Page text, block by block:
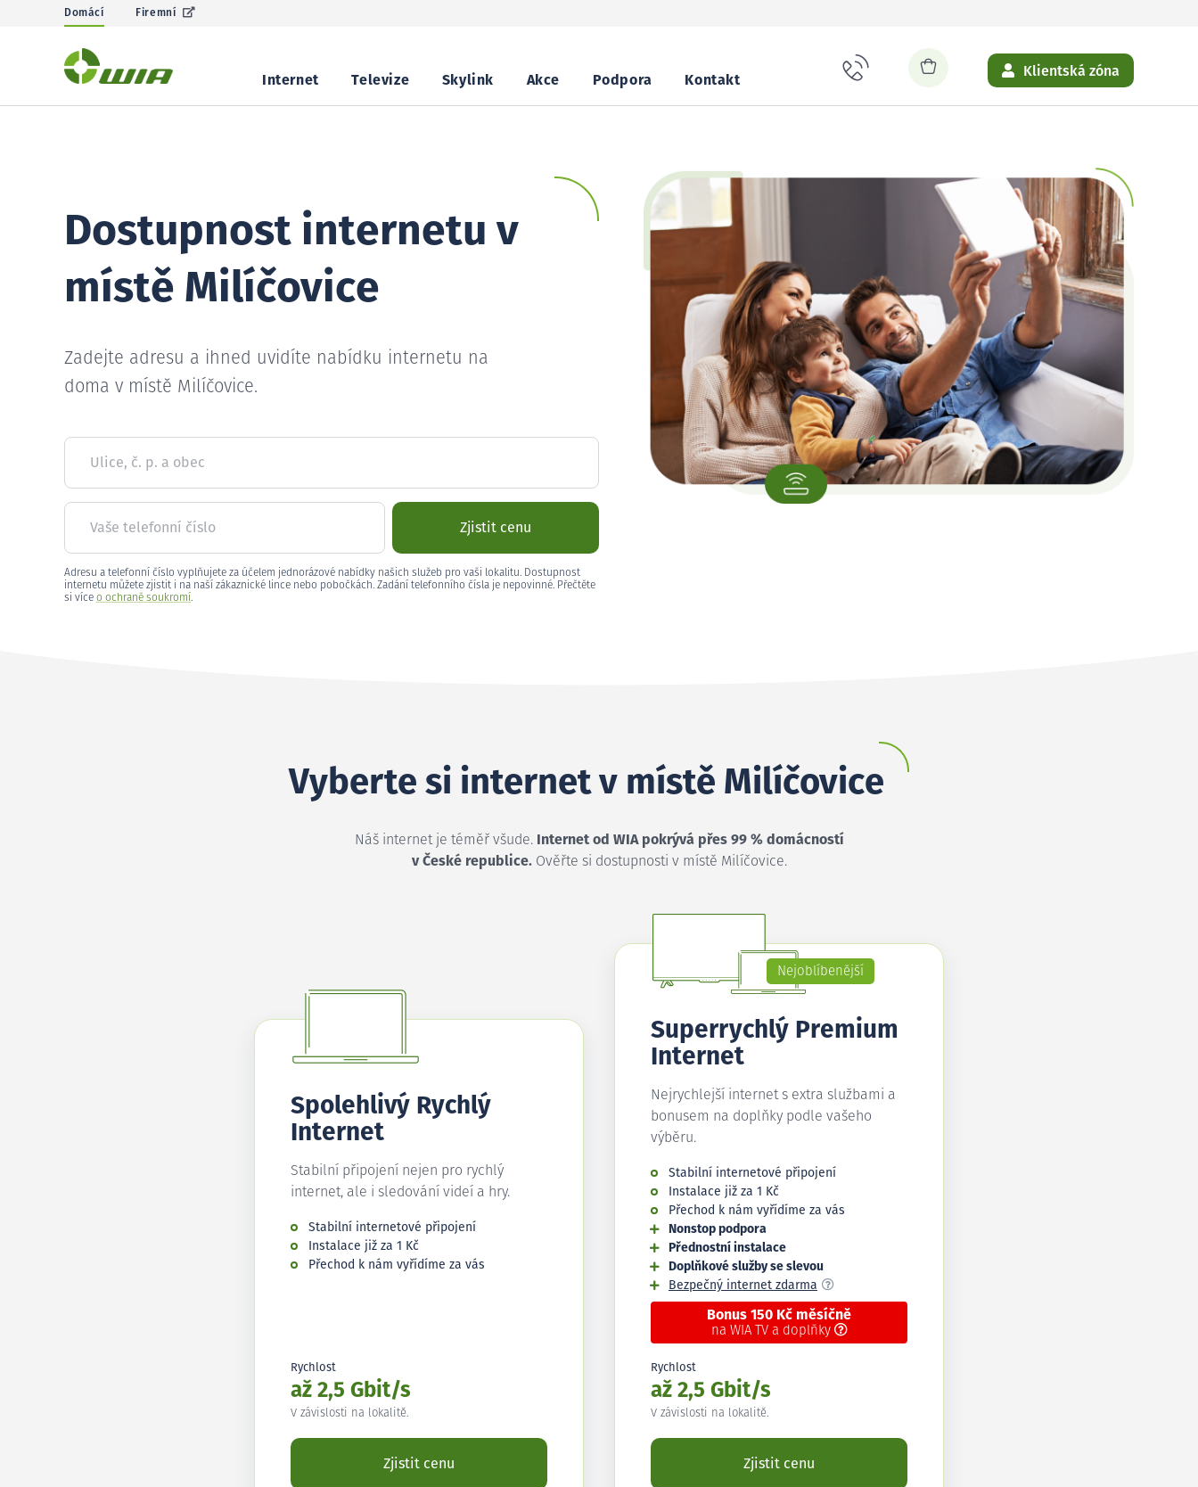
Domácí Firemní
Internet Televize Skylink Akce Podpora Kontakt
Klientská zóna
Dostupnost internetu v
místě Milíčovice
Zadejte adresu a ihned uvidíte nabídku internetu na
doma v místě Milíčovice.
Ulice, č. p. a obec
Vaše telefonní číslo Zjistit cenu
Adresu a telefonní číslo vyplňujete za účelem jednorázové nabídky našich služeb pro vaši lokalitu. Dostupnost
internetu můžete zjistit i na naší zákaznické lince nebo pobočkách. Zadání telefonního čísla je nepovinné. Přečtěte
si více o ochraně soukromí.
Vyberte si internet v místě Milíčovice
Náš internet je téměř všude.
Internet od WIA pokrývá přes 99 % domácností
v České republice.Ověřte si dostupnosti v místě Milíčovice.
Spolehlivý Rychlý
Internet
Stabilní připojení nejen pro rychlý
internet, ale i sledování videí a hry.
Stabilní internetové připojení
Instalace již za 1 Kč
Přechod k nám vyřídíme za vás
Rychlost
až 2,5 Gbit/s
V závislosti na lokalitě.
Zjistit cenu
Nejoblíbenější
Superrychlý Premium
Internet
Nejrychlejší internet s extra službami a
bonusem na doplňky podle vašeho
výběru.
Stabilní internetové připojení
Instalace již za 1 Kč
Přechod k nám vyřídíme za vás
Nonstop podpora
Přednostní instalace
Doplňkové služby se slevou
Bezpečný internet zdarma
Bonus 150 Kč měsíčně
na WIA TV a doplňky
Rychlost
až 2,5 Gbit/s
V závislosti na lokalitě.
Zjistit cenu